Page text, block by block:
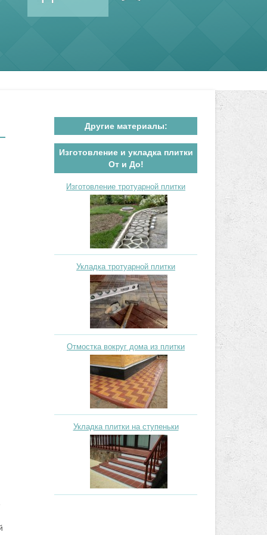
Другие материалы:
Изготовление и укладка плитки
От и До!
Изготовление тротуарной плитки
Укладка тротуарной плитки
Отмостка вокруг дома из плитки
Укладка плитки на ступеньки